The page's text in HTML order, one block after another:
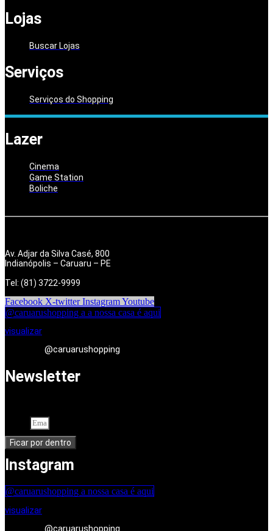
Lojas
Buscar Lojas
Serviços
Serviços do Shopping
Lazer
Cinema
Game Station
Boliche
Av. Adjar da Silva Casé, 800
Indianópolis – Caruaru – PE
Tel: (81) 3722-9999
Facebook X-twitter InstagramYoutube
@caruarushopping a a nossa casa é aqui
visualizar
@caruarushopping
Newsletter
Ficar por dentro
Instagram
@caruarushopping a nossa casa é aqui
visualizar
@caruarushopping